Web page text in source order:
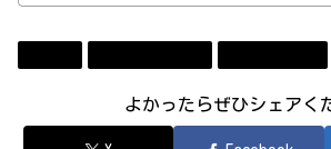
よかったらぜひシェアく